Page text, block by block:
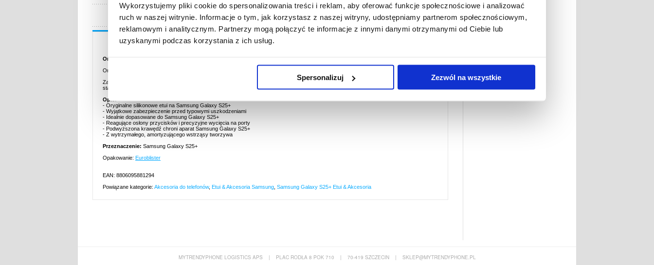
Wykorzystujemy pliki cookie do spersonalizowania treści i reklam, aby oferować funkcje społecznościowe i analizować
ruch w naszej witrynie. Informacje o tym, jak korzystasz z naszej witryny, udostępniamy partnerom społecznościowym,
reklamowym i analitycznym. Partnerzy mogą połączyć te informacje z innymi danymi otrzymanymi od Ciebie lub
uzyskanymi podczas korzystania z ich usług.
Spersonalizuj Zezwól na wszystkie
PYTANIA? LIVE CHAT
Opis
Oryginalne Samsung Galaxy S25+ Silikonowe Etui EF-PS936
Oryginalne, idealnie dopasowane silikonowe etui to doskonały sposób ochrony Samsung Galaxy S25+.
Zapewnia niezawodną ochronę przed typowymi uderzeniami i zarysowaniem, i pomaga zachować Samsung Galaxy S25+ w nienaruszonym
stanie. Jest lekkie, cienkie i posiada dopasowane wycięcia oraz reagujące osłony przycisków dedykowane do Samsung Galaxy S25+.
Opis:
- Oryginalne silikonowe etui na Samsung Galaxy S25+
- Wyjątkowe zabezpieczenie przed typowymi uszkodzeniami
- Idealnie dopasowane do Samsung Galaxy S25+
- Reagujące osłony przycisków i precyzyjne wycięcia na porty
- Podwyższona krawędź chroni aparat Samsung Galaxy S25+
- Z wytrzymałego, amortyzującego wstrząsy tworzywa
Przeznaczenie: Samsung Galaxy S25+
Opakowanie: Euroblister
EAN: 8806095881294
Powiązane kategorie: Akcesoria do telefonów, Etui & Akcesoria Samsung Samsung Galaxy S25+ Etui & Akcesoria
MYTRENDYPHONE LOGISTICS APS | PLAC RODŁA 8 POK 710 | 70-419 SZCZECIN | SKLEP@MYTRENDYPHONE.PL